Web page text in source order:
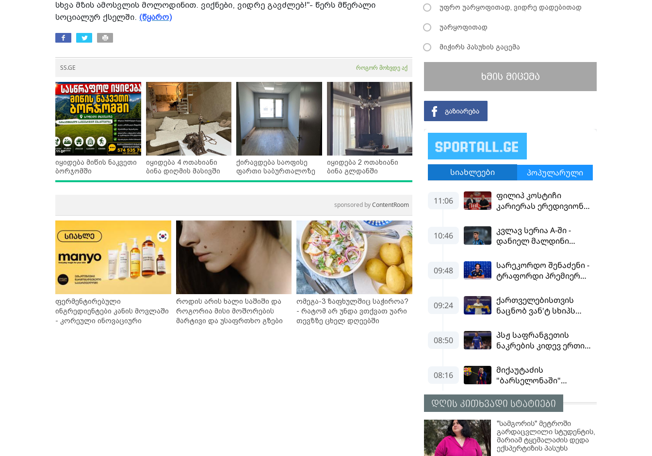
სხვა მზის ამოსვლის მოლოდინით. ვიქნები, ვიდრე გავძლებ!"- წერს მწერალი
სოციალურ ქსელში. (წყარო)
SS.GE როგორ მოხვდე აქ
იყიდება მიწის ნაკვეთი
ბორჯომში
იყიდება 4 ოთახიანი
ბინა დიღმის მასივში
ქირავდება საოფისე
ფართი საბურთალოზე
იყიდება 2 ოთახიანი
ბინა გლდანში
sponsored byContentRoom
ფერმენტირებული
ინგრედიენტები კანის მოვლაში
- კორეული ინოვაციური
როდის არის ხალი საშიში და
როგორია მისი მოშორების
მარტივი და უსაფრთხო გზები
ომეგა-3 ზაფხულშიც საჭიროა?
- რატომ არ უნდა ვთქვათ უარი
თევზზე ცხელ დღეებში
უფრო უარყოფითად, ვიდრე დადებითად
უარყოფითად
მიჭირს პასუხის გაცემა
ხმის მიცემა
დღის კითხვადი სტატიები
"სამგორის" მეტროში
გარდაცვლილი სტუდენტის,
მარიამ ტყემალაძის დედა
ექსპერტიზის პასუხს